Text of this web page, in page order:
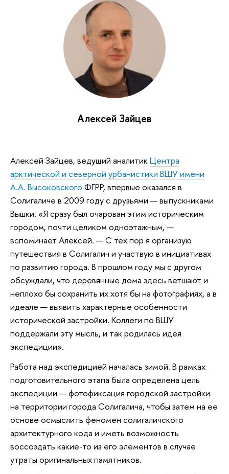
Алексей Зайцев
Алексей Зайцев, ведущий аналитикЦентра
арктической и северной урбанистики ВШУ имени
А.А. Высоковского ФГРР, впервые оказался в
Солигаличе в 2009 году с друзьями — выпускниками
Вышки. «Я сразу был очарован этим историческим
городом, почти целиком одноэтажным, —
вспоминает Алексей. — С тех пор я организую
путешествия в Солигалич и участвую в инициативах
по развитию города. В прошлом году мы с другом
обсуждали, что деревянные дома здесь ветшают и
неплохо бы сохранить их хотя бы на фотографиях, а в
идеале — выявить характерные особенности
исторической застройки. Коллеги по ВШУ
поддержали эту мысль, и так родилась идея
экспедиции».
Работа над экспедицией началась зимой. В рамках
подготовительного этапа была определена цель
экспедиции — фотофиксация городской застройки
на территории города Солигалича, чтобы затем на ее
основе осмыслить феномен солигаличского
архитектурного кода и иметь возможность
воссоздать какие-то из его элементов в случае
утраты оригинальных памятников.